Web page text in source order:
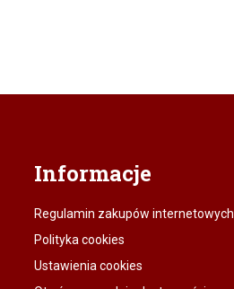
Informacje
Regulamin zakupów internetowych
Polityka cookies
Ustawienia cookies